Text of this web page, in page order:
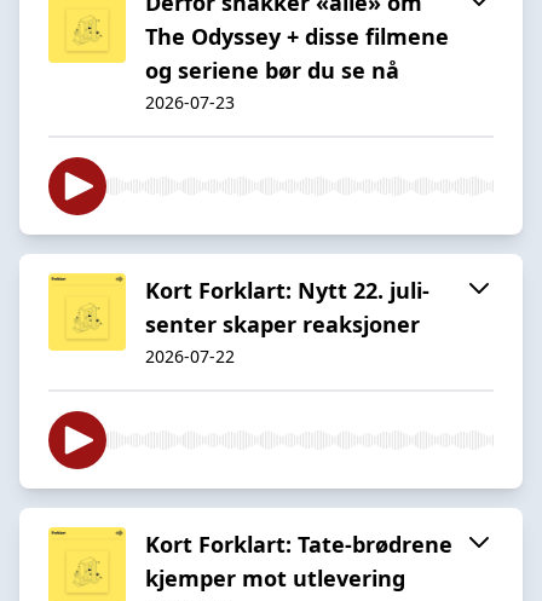
The Odyssey + disse filmene
og seriene bør du se nå
2026-07-23
Kort Forklart: Nytt 22. juli-
senter skaper reaksjoner
2026-07-22
Kort Forklart: Tate-brødrene
kjemper mot utlevering